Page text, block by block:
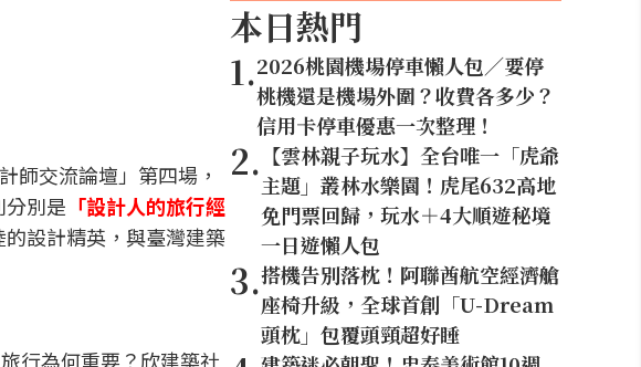
師交流論壇」第四場，
別是 「設計人的旅行經
的設計精英，與臺灣建築
行為何重要？欣建築社
本日熱門
1.2026桃園機場停車懶人包／要停
桃機還是機場外圍？收費各多少？
信用卡停車優惠一次整理！
2. 【雲林親子玩水】全台唯一「虎爺
主題」叢林水樂園！虎尾632高地
免門票回歸，玩水＋4大順遊秘境
一日遊懶人包
3.搭機告別落枕！阿聯酋航空經濟艙
座椅升級，全球首創「U-Dream
頭枕」包覆頭頸超好睡